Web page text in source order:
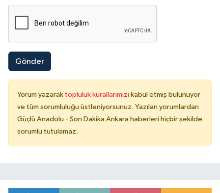
Gönder
Yorum yazarak topluluk kurallarımızı kabul etmiş bulunuyor
ve tüm sorumluluğu üstleniyorsunuz. Yazılan yorumlardan
Güçlü Anadolu - Son Dakika Ankara haberleri hiçbir şekilde
sorumlu tutulamaz.